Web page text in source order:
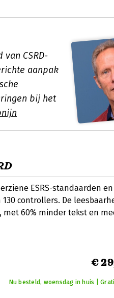
CSRD-
aanpak
bij het
ESRS-standaarden
controllers. De
60% minder tekst en
€
Nu besteld, woensdag in huis |